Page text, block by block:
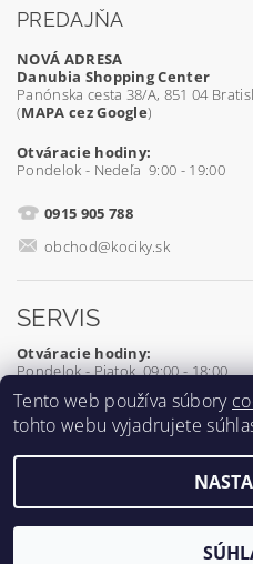
PREDAJŇA
NOVÁ ADRESA
Danubia Shopping Center
Panónska cesta 38/A, 851 04
(MAPA cez Google)
Otváracie hodiny:
Pondelok - Nedeľa 9:00 - 19:00
0915 905 788
obchod@kociky.sk
SERVIS
Otváracie hodiny:
Pondelok - Piatok 09:00 - 18:00
0905 539 927
2026 ©Kociky.sk,
Tento web používa súbory
tohto webu vyjadrujete